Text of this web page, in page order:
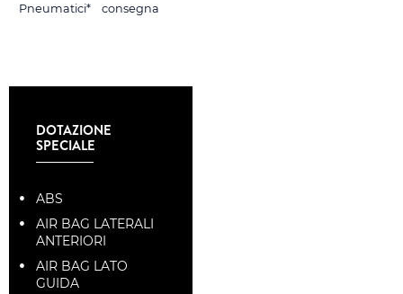
Pneumatici*
consegna
DOTAZIONE
SPECIALE
ABS
AIR BAG LATERALI
ANTERIORI
AIR BAG LATO
GUIDA